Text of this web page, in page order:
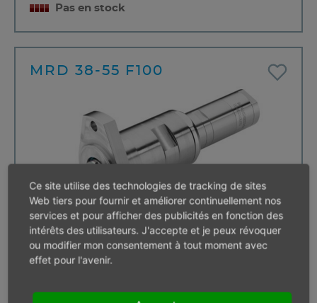
Pas en stock
MRD 38-55 F100
Puissance
0.38 kW
Vitesse en charge
Couple de rotation max.
Ce site utilise des technologies de tracking de sites
Web tiers pour fournir et améliorer continuellement nos
services et pour afficher des publicités en fonction des
intérêts des utilisateurs. J'accepte et je peux révoquer
ou modifier mon consentement à tout moment avec
effet pour l'avenir.